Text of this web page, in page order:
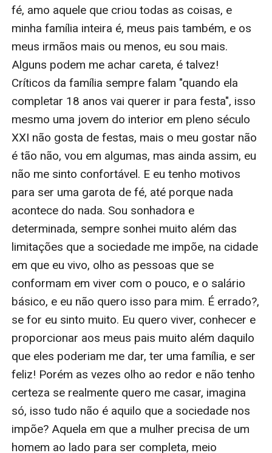
fé, amo aquele que criou todas as coisas, e
minha família inteira é, meus pais também, e os
meus irmãos mais ou menos, eu sou mais.
Alguns podem me achar careta, é talvez!
Críticos da família sempre falam "quando ela
completar 18 anos vai querer ir para festa", isso
mesmo uma jovem do interior em pleno século
XXI não gosta de festas, mais o meu gostar não
é tão não, vou em algumas, mas ainda assim, eu
não me sinto confortável. E eu tenho motivos
para ser uma garota de fé, até porque nada
acontece do nada. Sou sonhadora e
determinada, sempre sonhei muito além das
limitações que a sociedade me impõe, na cidade
em que eu vivo, olho as pessoas que se
conformam em viver com o pouco, e o salário
básico, e eu não quero isso para mim. É errado?,
se for eu sinto muito. Eu quero viver, conhecer e
proporcionar aos meus pais muito além daquilo
que eles poderiam me dar, ter uma família, e ser
feliz! Porém as vezes olho ao redor e não tenho
certeza se realmente quero me casar, imagina
só, isso tudo não é aquilo que a sociedade nos
impõe? Aquela em que a mulher precisa de um
homem ao lado para ser completa, meio